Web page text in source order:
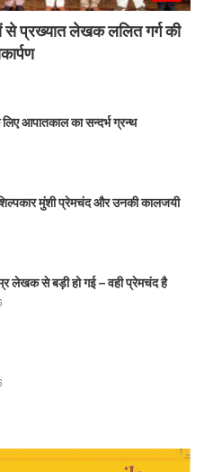
से प्रख्यात लेखक ललित गर्ग की
लिए आपातकाल का सन्दर्भ ग्रन्थ
मुंशी प्रेमचंद और उनकी कालजयी
लेखक से बड़ी हो गई – वही प्रेमचंद है